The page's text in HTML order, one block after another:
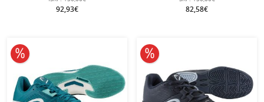
92,93€ 82,58€
10% obniżone 10% obniżone